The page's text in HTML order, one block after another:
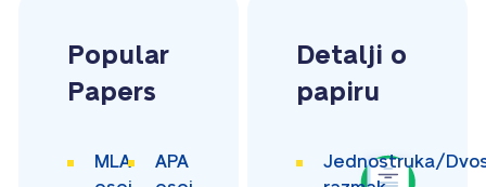
Popular
Papers
MLA
APA
Detalji o
papiru
Jednostruka/